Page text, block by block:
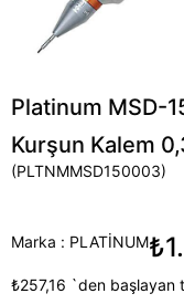
Platinum MSD-
Kurşun Kalem
(PLTNMMSD150003)
Marka : PLATİNUM
₺257,16 `den başlayan